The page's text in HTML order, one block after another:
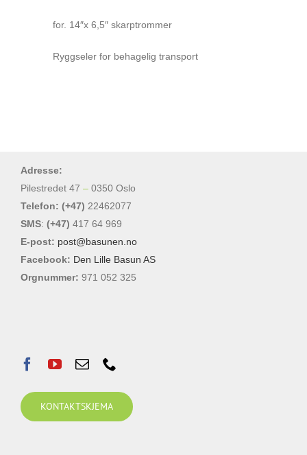
for. 14″x 6,5″ skarptrommer
Ryggseler for behagelig transport
Adresse:
Pilestredet 47 – 0350 Oslo
Telefon: (+47) 22462077
SMS: (+47) 417 64 969
E-post: post@basunen.no
Facebook: Den Lille Basun AS
Orgnummer: 971 052 325
KONTAKTSKJEMA